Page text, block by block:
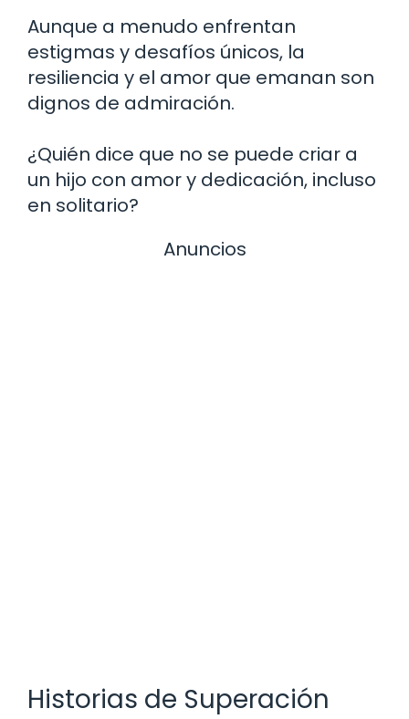
Aunque a menudo enfrentan
estigmas y desafíos únicos, la
resiliencia y el amor que emanan son
dignos de admiración.
¿Quién dice que no se puede criar a
un hijo con amor y dedicación, incluso
en solitario?
Anuncios
Historias de Superación